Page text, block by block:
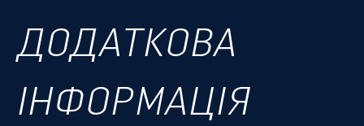
ДОДАТКОВА
ІНФОРМАЦІЯ